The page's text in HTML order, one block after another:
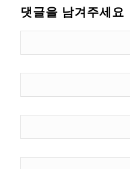
댓글을 남겨주세요